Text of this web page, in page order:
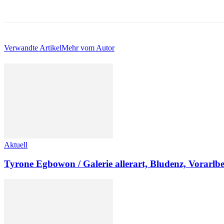
Verwandte ArtikelMehr vom Autor
Aktuell
Tyrone Egbowon / Galerie allerart, Bludenz,